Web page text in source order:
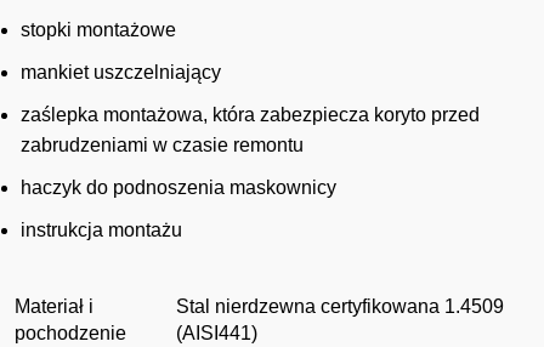
stopki montażowe
mankiet uszczelniający
zaślepka montażowa, która zabezpiecza koryto przed
zabrudzeniami w czasie remontu
haczyk do podnoszenia maskownicy
instrukcja montażu
Materiał i
pochodzenie
Stal nierdzewna certyfikowana 1.4509
(AISI441)